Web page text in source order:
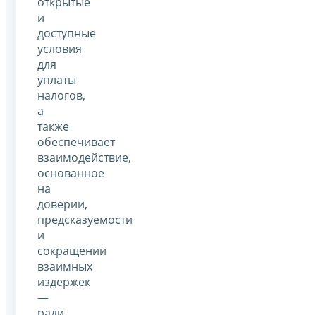
и
доступные
условия
для
уплаты
налогов,
а
также
обеспечивает
взаимодействие,
основанное
на
доверии,
предсказуемости
и
сокращении
взаимных
издержек
—